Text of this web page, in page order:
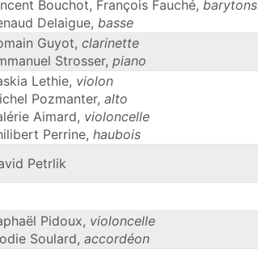
Bouchot, François Fauché, barytons
Delaigue, basse
Guyot, clarinette
Strosser, piano
Lethie, violon
Pozmanter, alto
Aimard, violoncelle
Perrine, haubois
Petrlik
Pidoux, violoncelle
Soulard, accordéon